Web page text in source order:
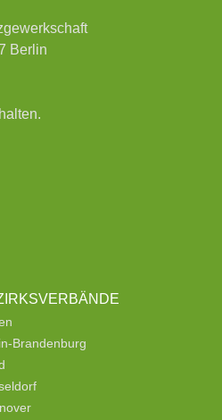
Berlin
Brandenburg